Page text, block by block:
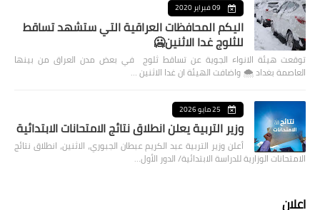
09 فبراير 2020
اليكم المحافظات العراقية التي ستشهد تساقط
للثلوج غدا الاثنين🥶
توقعت هيئة الانواء الجوية عن تساقط ثلوج في بعض مدن العراق من بينها
العاصمة بغداد ⁦🌨️⁩ واضافت الهيئة ان غدا الاثنين …
25 مايو 2026
وزير التربية يعلن انطلاق نتائج الامتحانات الابتدائية
أعلن وزير التربية عبد الكريم عبطان الجبوري، الاثنين، انطلاق نتائج
الامتحانات الوزارية للدراسة الابتدائية/ الدور الأول…
اعلان